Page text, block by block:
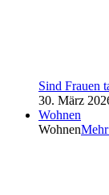
Sind Frauen
30. März
Wohnen
Wohnen